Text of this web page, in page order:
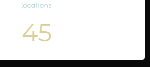
locations
45